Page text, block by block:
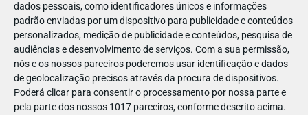
dados pessoais, como identificadores únicos e informações
padrão enviadas por um dispositivo para publicidade e conteúdos
personalizados, medição de publicidade e conteúdos, pesquisa de
audiências e desenvolvimento de serviços. Com a sua permissão,
nós e os nossos parceiros poderemos usar identificação e dados
de geolocalização precisos através da procura de dispositivos.
Poderá clicar para consentir o processamento por nossa parte e
pela parte dos nossos 1017 parceiros, conforme descrito acima.
TESTEMUNHOS POSITIVOS DÃO 200
BILHETES PARA CONCERTO
Com o objetivo de criar uma corrente positiva, a Staples quer
conhecer histórias felizes, de superação, de quem já passou
por uma situação negativa na escola e conseguiu superar, ou
de quem já viveu de perto, defendeu um amigo ou esteve ao